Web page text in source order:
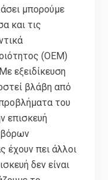
μπορούμε
και τις
(ΟΕΜ)
εξειδίκευση
βλάβη από
του
επισκευή
έχουν πει άλλοι
δεν είναι